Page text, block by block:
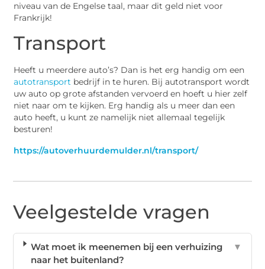
niveau van de Engelse taal, maar dit geld niet voor
Frankrijk!
Transport
Heeft u meerdere auto’s? Dan is het erg handig om een
autotransport bedrijf in te huren. Bij autotransport wordt
uw auto op grote afstanden vervoerd en hoeft u hier zelf
niet naar om te kijken. Erg handig als u meer dan een
auto heeft, u kunt ze namelijk niet allemaal tegelijk
besturen!
https://autoverhuurdemulder.nl/transport/
Veelgestelde vragen
Wat moet ik meenemen bij een verhuizing
naar het buitenland?
▼